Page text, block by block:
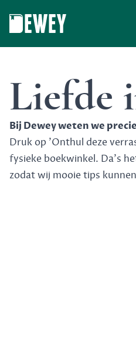
Liefde
Bij Dewey weten we
Druk op 'Onthul deze
fysieke boekwinkel. Da's
zodat wij mooie tips